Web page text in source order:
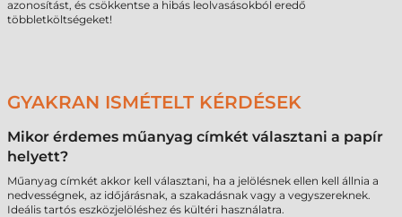
azonosítást, és csökkentse a hibás leolvasásokból eredő
többletköltségeket!
GYAKRAN ISMÉTELT KÉRDÉSEK
Mikor érdemes műanyag címkét választani a papír
helyett?
Műanyag címkét akkor kell választani, ha a jelölésnek ellen kell állnia a
nedvességnek, az időjárásnak, a szakadásnak vagy a vegyszereknek.
Ideális tartós eszközjelöléshez és kültéri használatra.